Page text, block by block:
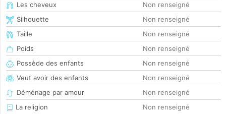
Les cheveux
Non renseigné
Silhouette
Non renseigné
Taille
Non renseigné
Poids
Non renseigné
Possède des enfants
Non renseigné
Veut avoir des enfants
Non renseigné
Déménage par amour
Non renseigné
La religion
Non renseigné